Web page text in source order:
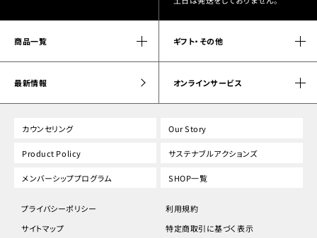
商品一覧 ギフト・その他
最新情報 オンラインサービス
カウンセリング Our Story
Product Policy サステナブルアクションズ
メンバーシッププログラム SHOP一覧
プライバシーポリシー
利用規約
サイトマップ
特定商取引に基づく表示